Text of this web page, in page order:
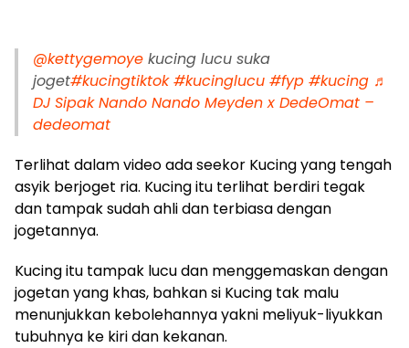
@kettygemoye kucing lucu suka
joget#kucingtiktok #kucinglucu #fyp #kucing ♬
DJ Sipak Nando Nando Meyden x DedeOmat –
dedeomat
Terlihat dalam video ada seekor Kucing yang tengah
asyik berjoget ria. Kucing itu terlihat berdiri tegak
dan tampak sudah ahli dan terbiasa dengan
jogetannya.
Kucing itu tampak lucu dan menggemaskan dengan
jogetan yang khas, bahkan si Kucing tak malu
menunjukkan kebolehannya yakni meliyuk-liyukkan
tubuhnya ke kiri dan kekanan.